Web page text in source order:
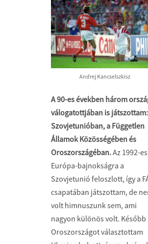
Andrej Kancselszkisz
A 90-es években három
válogatottjában is
Szovjetunióban, a Független
Államok Közösségében és
Oroszországéban.Az 1992-es
Európa-bajnokságra a
Szovjetunió feloszlott, így a
csapatában játszottam, de
volt himnuszunk sem, ami
nagyon különös volt. Később
Oroszországot választottam